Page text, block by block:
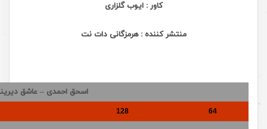
کاور : ایوب گلزاری
منتشر کننده : هرمزگانی دات نت
اسحق احمدی – عاشق
64
128